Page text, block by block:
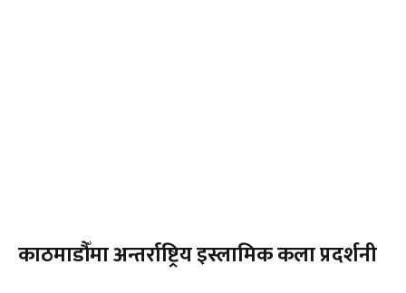
काठमाडौँमा अन्तर्राष्ट्रिय इस्लामिक कला प्रदर्शनी